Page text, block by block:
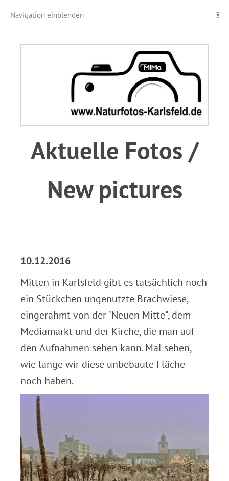
Navigation einblenden
Aktuelle Fotos /
New pictures
10.12.2016
Mitten in Karlsfeld gibt es tatsächlich noch
ein Stückchen ungenutzte Brachwiese,
eingerahmt von der "Neuen Mitte", dem
Mediamarkt und der Kirche, die man auf
den Aufnahmen sehen kann. Mal sehen,
wie lange wir diese unbebaute Fläche
noch haben.